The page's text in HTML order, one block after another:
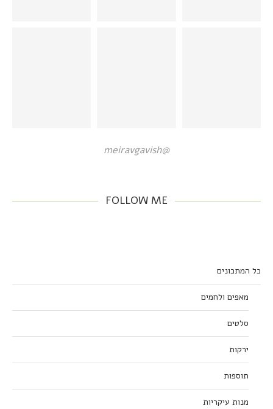
@meiravgavish
FOLLOW ME
כל המתכונים
מאפים ולחמים
סלטים
ירקות
תוספות
מנות עיקריות